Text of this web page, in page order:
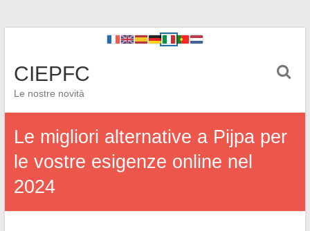
CIEPFC
Le nostre novità
Le migliori alternative a Pijpa per
le vostre esigenze online nel
2024